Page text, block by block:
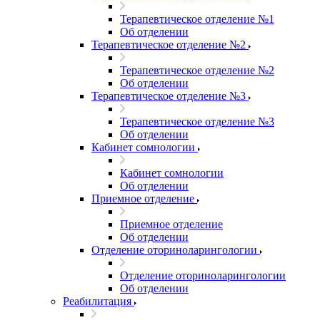
Терапевтическое отделение №1
Об отделении
Терапевтическое отделение №2
Терапевтическое отделение №2
Об отделении
Терапевтическое отделение №3
Терапевтическое отделение №3
Об отделении
Кабинет сомнологии
Кабинет сомнологии
Об отделении
Приемное отделение
Приемное отделение
Об отделении
Отделение оториноларингологии
Отделение оториноларингологии
Об отделении
Реабилитация